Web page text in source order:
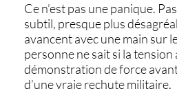
Ce n’est pas une panique.
subtil, presque plus
avancent avec une main sur
personne ne sait si la tension
démonstration de force
d’une vraie rechute militaire.